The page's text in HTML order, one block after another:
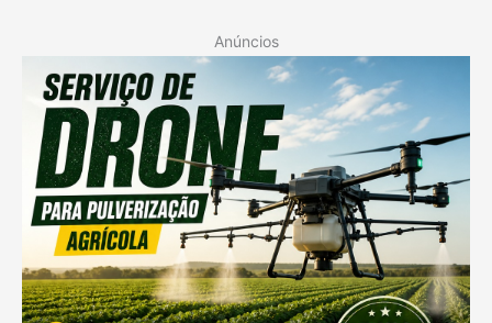
Anúncios